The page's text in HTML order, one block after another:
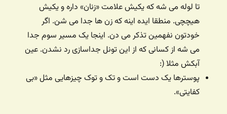
تا لوله می شه که یکیش علامت «زنان» داره و یکیش
هیچچی. منطقا ایده اینه که زن ها جدا می شن. اگر
خودتون نفهمین تذکر می دن. اینجا یک مسیر سوم جدا
می شه از کسانی که از این تونل جداسازی رد نشدن. عین
آبکش مثلا (:
پوسترها یک دست است و تک و توک چیزهایی مثل «بی
کفایتی».